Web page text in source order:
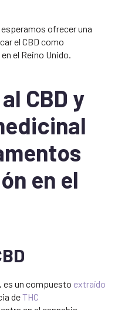
ofrecer una
el CBD como
el Reino Unido.
CBD y
en el
es un compuesto extraído
deTHC